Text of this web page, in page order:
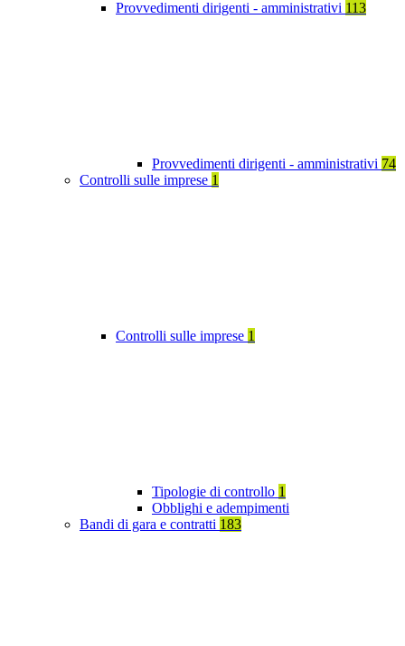
Provvedimenti dirigenti - amministrativi 113
Provvedimenti dirigenti - amministrativi 74
Controlli sulle imprese 1
Controlli sulle imprese 1
Tipologie di controllo 1
Obblighi e adempimenti
Bandi di gara e contratti 183